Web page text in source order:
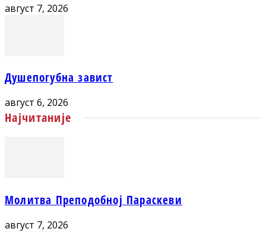
август 7, 2026
Душепогубна завист
август 6, 2026
Најчитаније
Молитва Преподобној Параскеви
август 7, 2026